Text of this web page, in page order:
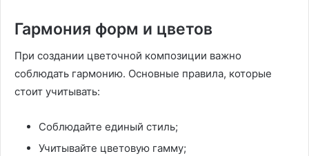
Гармония форм и цветов
При создании цветочной композиции важно
соблюдать гармонию. Основные правила, которые
стоит учитывать:
Соблюдайте единый стиль;
Учитывайте цветовую гамму;